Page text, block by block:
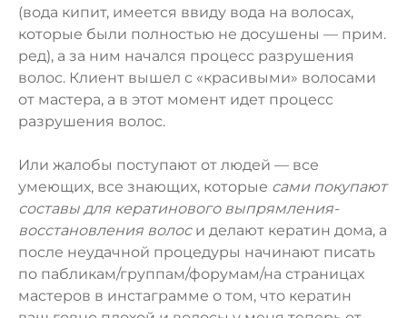
(вода кипит, имеется ввиду вода на волосах,
которые были полностью не досушены — прим.
ред), а за ним начался процесс разрушения
волос. Клиент вышел с «красивыми» волосами
от мастера, а в этот момент идет процесс
разрушения волос.
Или жалобы поступают от людей — все
умеющих, все знающих, которые сами покупают
составы для кератинового выпрямления-
восстановления волоси делают кератин дома, а
после неудачной процедуры начинают писать
по пабликам/группам/форумам/на страницах
мастеров в инстаграмме о том, что кератин